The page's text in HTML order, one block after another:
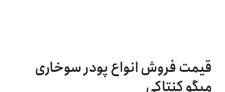
قیمت فروش انواع پودر سوخاری
میگو کنتاکی